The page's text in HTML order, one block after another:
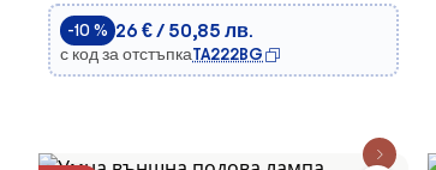
-10 % 26 € / 50,85 лв.
с код за отстъпкаTA222BG